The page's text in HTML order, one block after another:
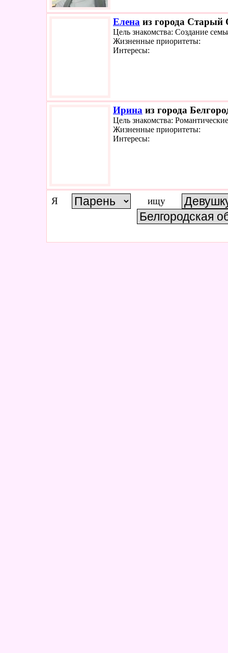
Елена из города Старый
Цель знакомства: Создание
Жизненные приоритеты:
Интересы:
Ирина из города
Цель знакомства:
Жизненные приоритеты:
Интересы:
Я ищу